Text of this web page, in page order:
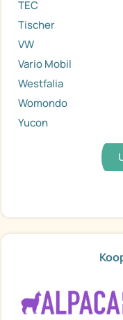
TEC
Tischer
VW
Vario Mobil
Westfalia
Womondo
Yucon